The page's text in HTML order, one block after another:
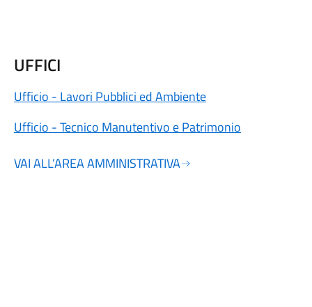
UFFICI
Ufficio - Lavori Pubblici ed Ambiente
Ufficio - Tecnico Manutentivo e Patrimonio
VAI ALL’AREA AMMINISTRATIVA